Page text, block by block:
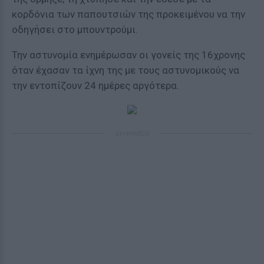
κορδόνια των παπουτσιών της προκειμένου να την
οδηγήσει στο μπουντρούμι.
Την αστυνομία ενημέρωσαν οι γονείς της 16χρονης
όταν έχασαν τα ίχνη της με τους αστυνομικούς να
την εντοπίζουν 24 ημέρες αργότερα.